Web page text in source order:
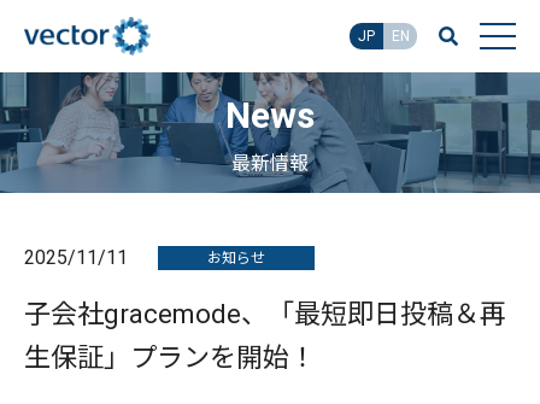
JP EN
News
最新情報
2025/11/11 お知らせ
子会社gracemode、「最短即日投稿＆再
生保証」プランを開始！